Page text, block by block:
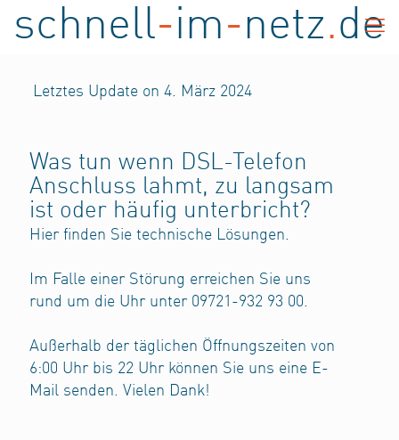
schnell-im-netz.de
Letztes Update on 4. März 2024
Was tun wenn DSL-Telefon
Anschluss lahmt, zu langsam
ist oder häufig unterbricht?
Hier finden Sie technische Lösungen.
Im Falle einer Störung erreichen Sie uns
rund um die Uhr unter 09721-932 93 00.
Außerhalb der täglichen Öffnungszeiten von
6:00 Uhr bis 22 Uhr können Sie uns eine E-
Mail senden. Vielen Dank!